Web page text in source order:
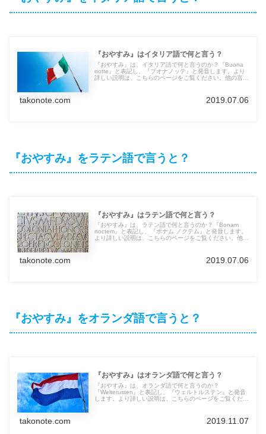
『おやすみ』はイタリア語で何と言う？
『おやすみ』は、イタリア語で何と言うのか？『Buona
notte』と表記し、『ブオナノッテ』と発音します。より
詳しい説明は、こちらのページをご覧ください。他の言語
takonote.com 2019.07.06
『おやすみ』をラテン語で言うと？
『おやすみ』はラテン語で何と言う？
『おやすみ』は、ラテン語で何と言うのか？『Bonam
noctem』と表記し、『ボナム ノクテム』と発音します。
より詳しい説明は、こちらのページをご覧ください。他の
takonote.com 2019.07.06
『おやすみ』をオランダ語で言うと？
『おやすみ』はオランダ語で何と言う？
『おやすみ』は、オランダ語で何と言うのか？
『Welterusten』と表記し、『ウェルトルステン』と発音
します。より詳しい説明は、こちらのページをご覧くださ
takonote.com 2019.11.07